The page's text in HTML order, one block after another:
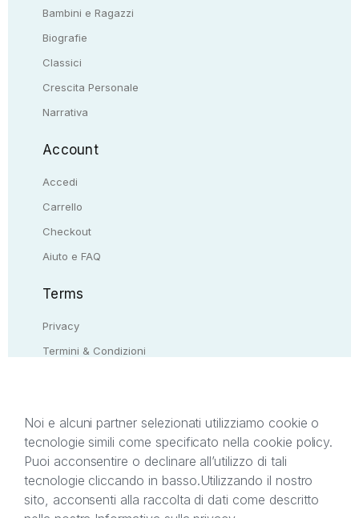
Bambini e Ragazzi
Biografie
Classici
Crescita Personale
Narrativa
Account
Accedi
Carrello
Checkout
Aiuto e FAQ
Terms
Privacy
Termini & Condizioni
Il presente sito web è di proprietà di StreetLib S.r.l.
C.F. e P.IVA 05338720963. StreetLib S.r.l. è
titolare di tutti i diritti di proprietà intellettuale
afferenti ai marchi, loghi e segni distintivi presenti
Noi e alcuni partner selezionati utilizziamo cookie o
tecnologie simili come specificato nella cookie policy.
Puoi acconsentire o declinare all’utilizzo di tali
tecnologie cliccando in basso.Utilizzando il nostro
sito, acconsenti alla raccolta di dati come descritto